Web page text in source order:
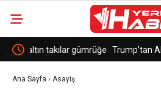
Trump’tan ABD’ye ulaşan duman
Kanada’ya gümrük vergisi tehdidi
Ana Sayfa › Asayiş